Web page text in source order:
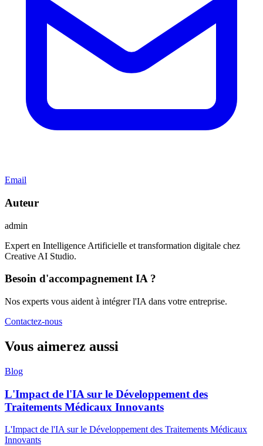
Email
Auteur
admin
Expert en Intelligence Artificielle et transformation digitale chez
Creative AI Studio.
Besoin d'accompagnement IA ?
Nos experts vous aident à intégrer l'IA dans votre entreprise.
Contactez-nous
Vous aimerez aussi
Blog
L'Impact de l'IA sur le Développement des
Traitements Médicaux Innovants
L'Impact de l'IA sur le Développement des Traitements Médicaux
Innovants